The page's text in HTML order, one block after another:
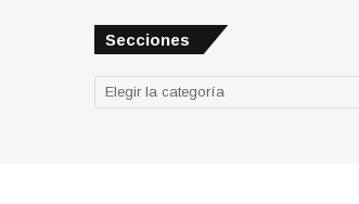
Secciones
Secciones